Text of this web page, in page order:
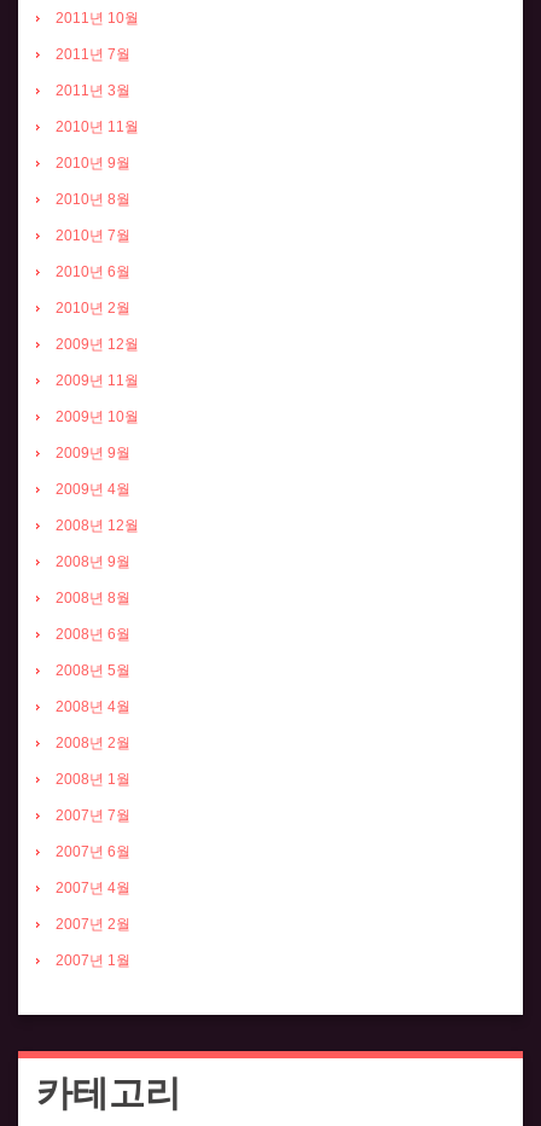
2011년 10월
2011년 7월
2011년 3월
2010년 11월
2010년 9월
2010년 8월
2010년 7월
2010년 6월
2010년 2월
2009년 12월
2009년 11월
2009년 10월
2009년 9월
2009년 4월
2008년 12월
2008년 9월
2008년 8월
2008년 6월
2008년 5월
2008년 4월
2008년 2월
2008년 1월
2007년 7월
2007년 6월
2007년 4월
2007년 2월
2007년 1월
카테고리